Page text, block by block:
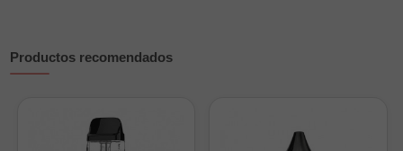
Productos recomendados